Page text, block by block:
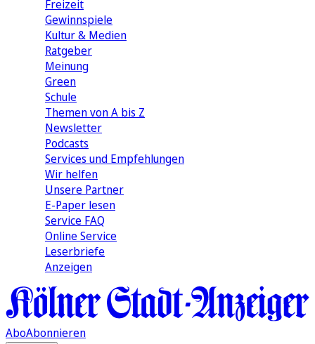
Freizeit
Gewinnspiele
Kultur & Medien
Ratgeber
Meinung
Green
Schule
Themen von A bis Z
Newsletter
Podcasts
Services und Empfehlungen
Wir helfen
Unsere Partner
E-Paper lesen
Service FAQ
Online Service
Leserbriefe
Anzeigen
AboAbonnieren